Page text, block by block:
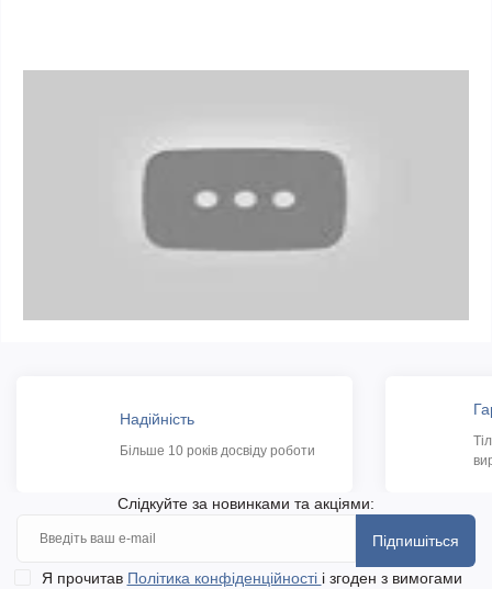
Надійність
Більше 10 років досвіду роботи
Слідкуйте за новинками та акціями:
Підпишіться
Я прочитав Політика конфіденційності і згоден з вимогами